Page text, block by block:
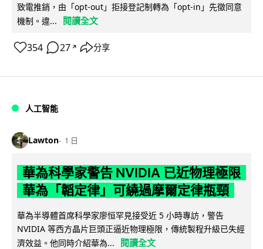
致電推銷，由「opt-out」拒接登記制轉為「opt-in」先徵同意
機制。違...
閱讀全文
354 27 ↗ 分享
人工智能
Lawton 1 日
華為科學家警告 NVIDIA 已近物理極限
華為「韜定律」可繞過摩爾定律瓶頸
華為半導體首席科學家廖恒罕見接受近 5 小時專訪，警告
NVIDIA 等西方晶片巨頭正逼近物理極限，傳統製程升級已失經
濟效益。他同時介紹華為...
閱讀全文